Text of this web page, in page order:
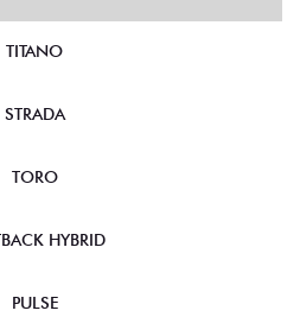
TITANO
STRADA
TORO
HYBRID
PULSE